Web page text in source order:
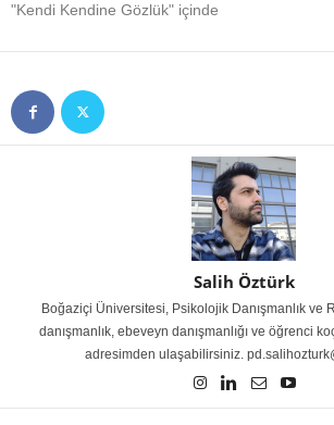
"Kendi Kendine Gözlük" içinde
Salih Öztürk
Boğaziçi Üniversitesi, Psikolojik Danışmanlık ve
danışmanlık, ebeveyn danışmanlığı ve öğrenci
adresimden ulaşabilirsiniz.